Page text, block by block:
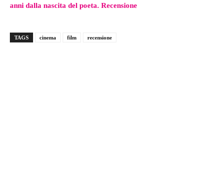
anni dalla nascita del poeta. Recensione
TAGS cinema film recensione